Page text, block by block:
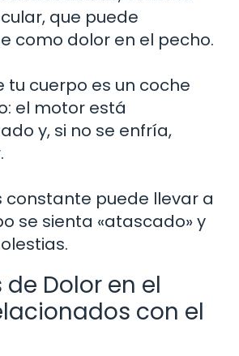
que puede
como dolor en el pecho.
tu cuerpo es un coche
el motor está
y, si no se enfría,
constante puede llevar a
se sienta «atascado» y
de Dolor en el
con el